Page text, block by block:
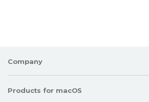
Company
Products for macOS